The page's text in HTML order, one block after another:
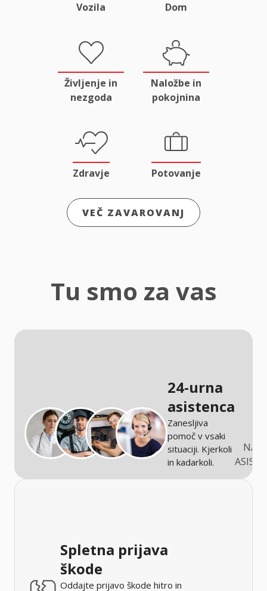
Vozila Dom
Življenje in
nezgoda
Naložbe in
pokojnina
Zdravje Potovanje
VEČ ZAVAROVANJ
Tu smo za vas
24-urna
asistenca
Zanesljiva
pomoč v vsaki
situaciji. Kjerkoli
in kadarkoli.
Spletna prijava
škode
Oddajte prijavo škode hitro in